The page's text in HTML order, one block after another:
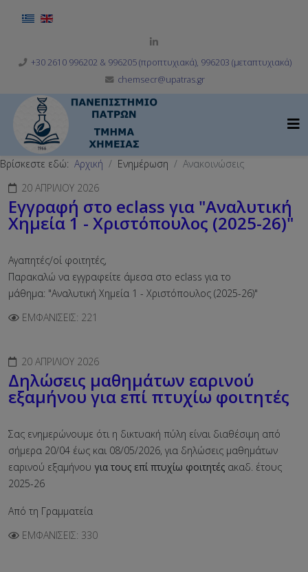
Επιλέξτε τη γλώσσα σας
+30 2610 996202 & 996205 (προπτυχιακά), 996203 (μεταπτυχιακά)
chemsecr@upatras.gr
Βρίσκεστε εδώ: Αρχική Ενημέρωση
Ανακοινώσεις
20 ΑΠΡΙΛΊΟΥ 2026
Εγγραφή στο eclass για "Αναλυτική
Χημεία 1 - Χριστόπουλος (2025-26)"
Αγαπητές/οί φοιτητές,
Παρακαλώ να εγγραφείτε άμεσα στο eclass για το
μάθημα: "Αναλυτική Χημεία 1 - Χριστόπουλος (2025-26)"
ΕΜΦΑΝΊΣΕΙΣ: 221
20 ΑΠΡΙΛΊΟΥ 2026
Δηλώσεις μαθημάτων εαρινού
εξαμήνου για επί πτυχίω φοιτητές
Σας ενημερώνουμε ότι η δικτυακή πύλη είναι διαθέσιμη από
σήμερα 20/04 έως και 08/05/2026, για δηλώσεις μαθημάτων
εαρινού εξαμήνου για τους επί πτυχίω φοιτητές ακαδ. έτους
2025-26
Από τη Γραμματεία
ΕΜΦΑΝΊΣΕΙΣ: 330